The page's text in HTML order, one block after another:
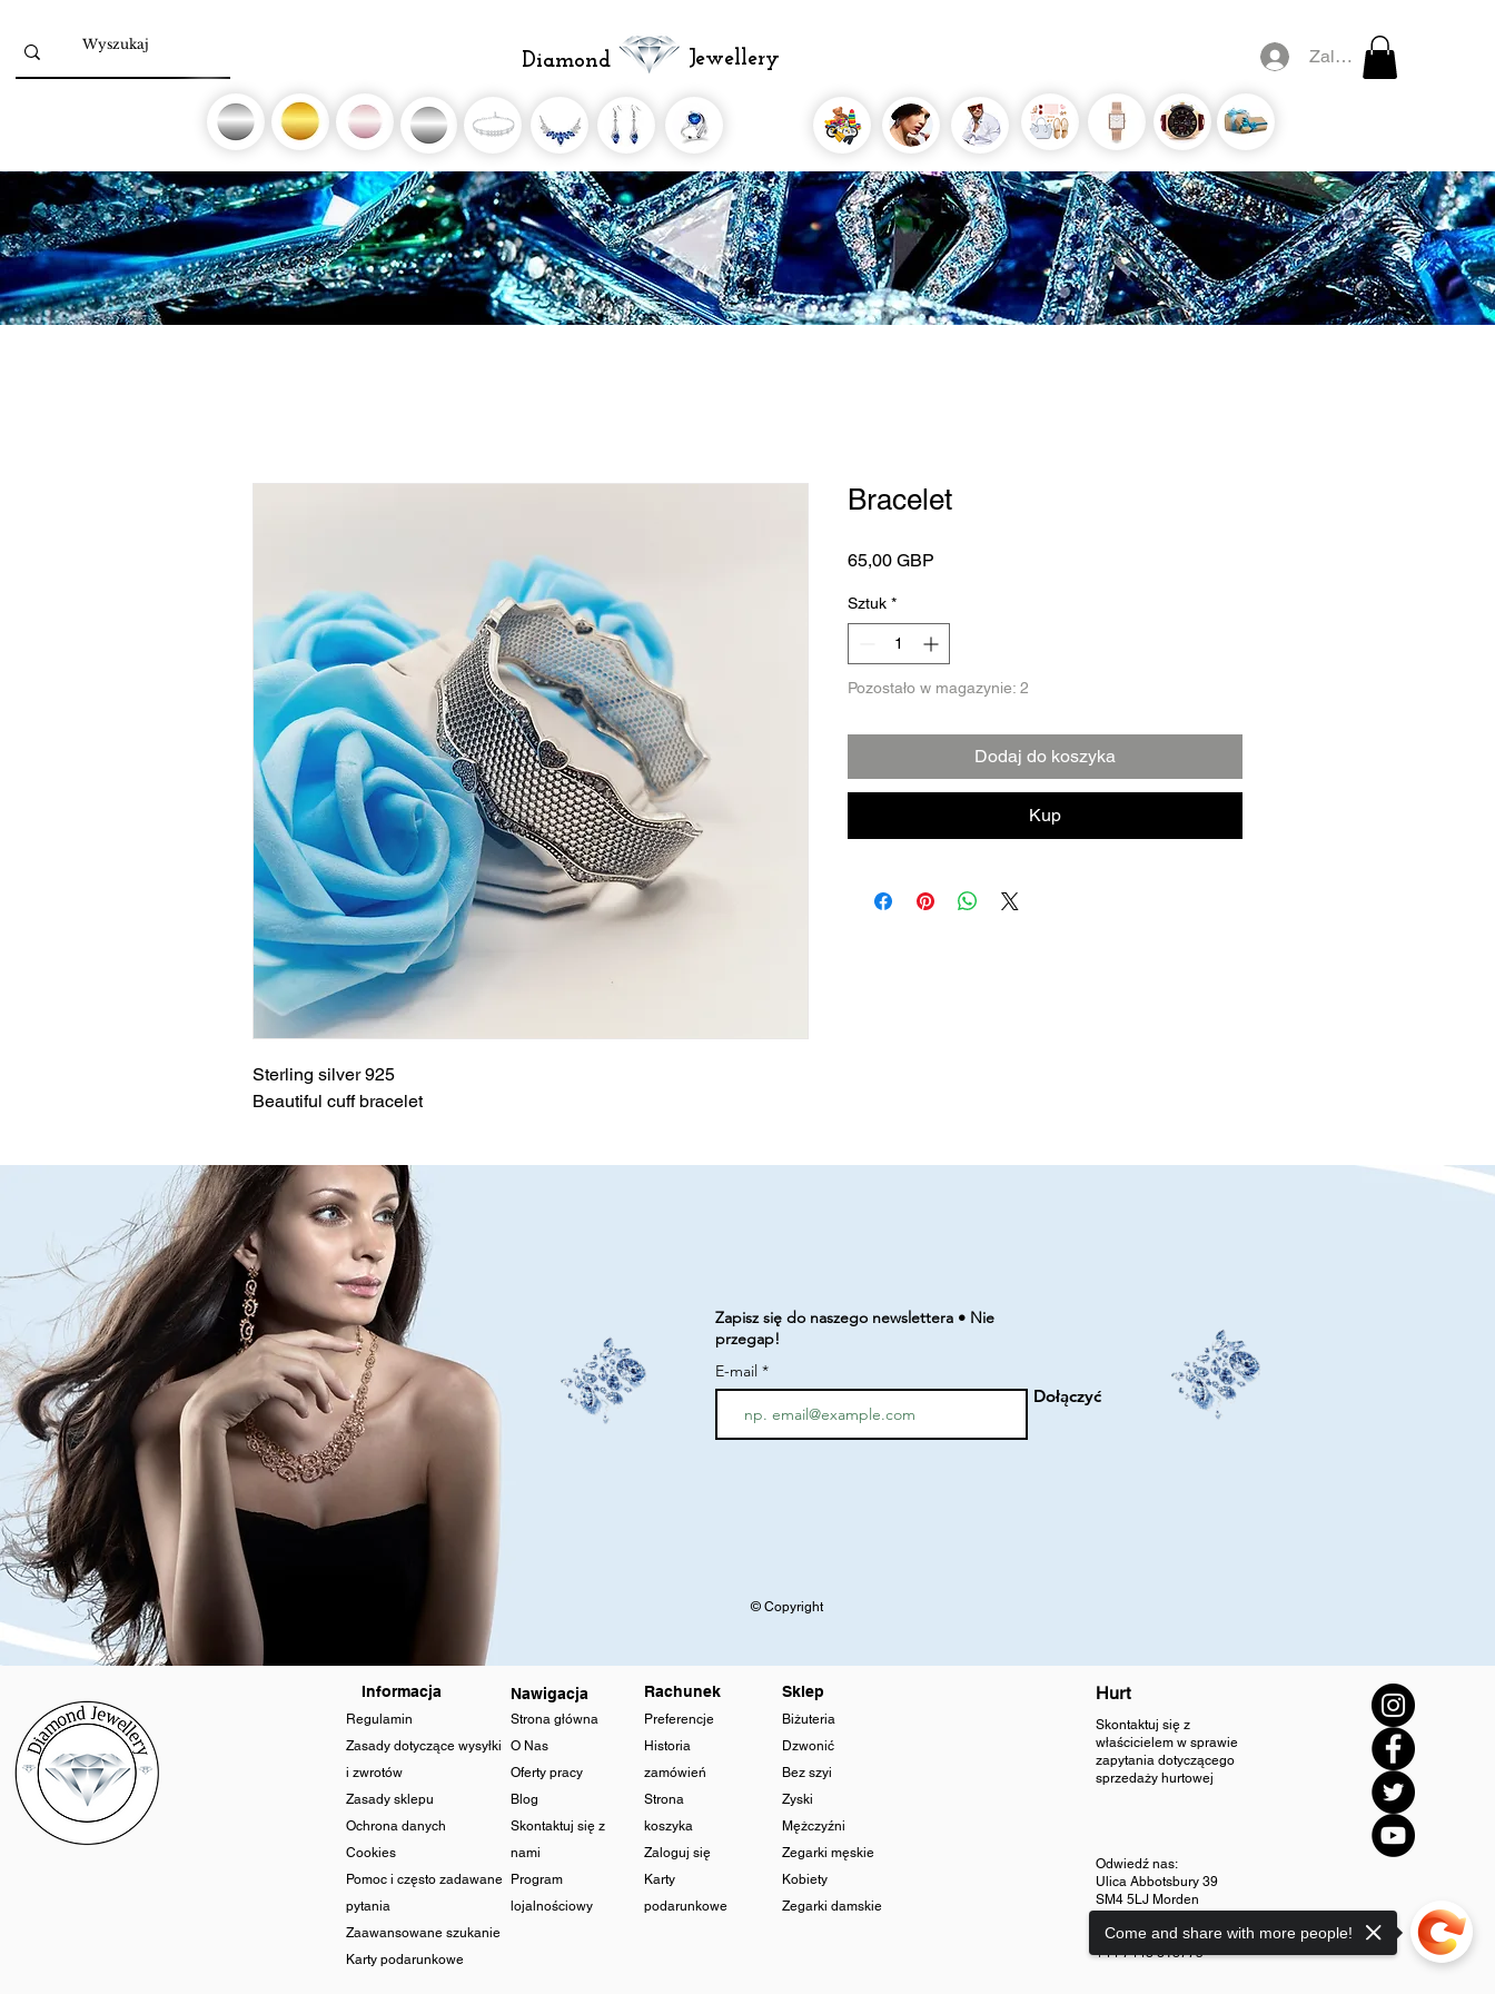
Diamond Jewellery Zaloguj się
Sterling silver 925
Beautiful cuff bracelet
Bracelet
65,00 GBP
Sztuk *
Pozostało w magazynie: 2
Dodaj do koszyka
Kup
Zapisz się do naszego newslettera • Nie
przegap!
E-mail
Dołączyć
© Copyright
Informacja
Regulamin
Zasady dotyczące wysyłki
i zwrotów
Zasady sklepu
Ochrona danych
Cookies
Pomoc i często zadawane
pytania
Zaawansowane szukanie
Karty podarunkowe
Nawigacja
Strona główna
O Nas
Oferty pracy
Blog
Skontaktuj się z
nami
Program
lojalnościowy
Rachunek
Preferencje
Historia
zamówień
Strona
koszyka
Zaloguj się
Karty
podarunkowe
Sklep
Biżuteria
Dzwonić
Bez szyi
Zyski
Mężczyźni
Zegarki męskie
Kobiety
Zegarki damskie
Hurt
Skontaktuj się z
właścicielem w sprawie
zapytania dotyczącego
sprzedaży hurtowej
Odwiedź nas:
Ulica Abbotsbury 39
SM4 5LJ Morden
info@diamondjewellery.store
+44 7448 318775
Come and share with more people!